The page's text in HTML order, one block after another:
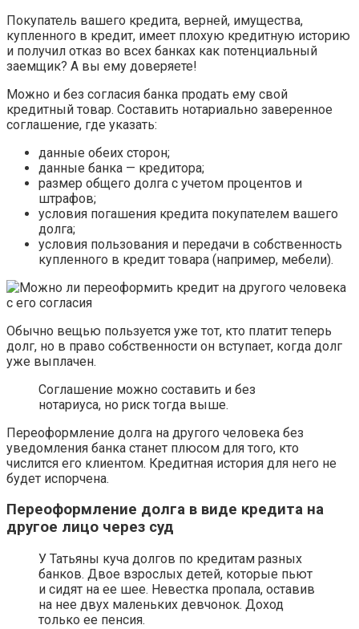
Покупатель вашего кредита, верней, имущества,
купленного в кредит, имеет плохую кредитную историю
и получил отказ во всех банках как потенциальный
заемщик? А вы ему доверяете!
Можно и без согласия банка продать ему свой
кредитный товар. Составить нотариально заверенное
соглашение, где указать:
данные обеих сторон;
данные банка — кредитора;
размер общего долга с учетом процентов и
штрафов;
условия погашения кредита покупателем вашего
долга;
условия пользования и передачи в собственность
купленного в кредит товара (например, мебели).
Обычно вещью пользуется уже тот, кто платит теперь
долг, но в право собственности он вступает, когда долг
уже выплачен.
Соглашение можно составить и без
нотариуса, но риск тогда выше.
Переоформление долга на другого человека без
уведомления банка станет плюсом для того, кто
числится его клиентом. Кредитная история для него не
будет испорчена.
Переоформление долга в виде кредита на
другое лицо через суд
У Татьяны куча долгов по кредитам разных
банков. Двое взрослых детей, которые пьют
и сидят на ее шее. Невестка пропала, оставив
на нее двух маленьких девчонок. Доход
только ее пенсия.